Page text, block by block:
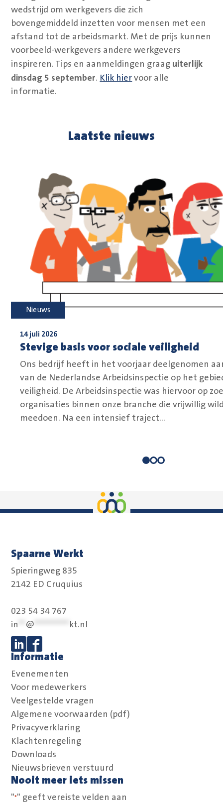
wedstrijd om werkgevers die zich
bovengemiddeld inzetten voor mensen met een
afstand tot de arbeidsmarkt. Met de prijs kunnen
voorbeeld-werkgevers andere werkgevers
inspireren. Tips en aanmeldingen graag uiterlijk
dinsdag 5 september. Klik hier voor alle
informatie.
Laatste nieuws
Stevige basis voor sociale veiligheid
14 juli 2026
Ons bedrijf heeft in het voorjaar deelgenomen
van de Nederlandse Arbeidsinspectie op het
veiligheid. De Arbeidsinspectie was hiervoor op
organisaties binnen onze branche die vrijwillig
meedoen. Na een intensief traject...
Nieuws
Spaarne Werkt
Spieringweg 835
2142 ED Cruquius
023 54 34 767
in
@ kt.nl
Volg ons op Linkedin
Volg ons op Facebook
Informatie
Evenementen
Voor medewerkers
Veelgestelde vragen
Algemene voorwaarden (pdf)
Privacyverklaring
Klachtenregeling
Downloads
Nieuwsbrieven verstuurd
Nooit meer iets missen
"*" geeft vereiste velden aan